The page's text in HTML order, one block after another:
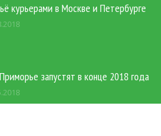
курьерами в Москве и Петербурге
запустят в конце 2018 года‍